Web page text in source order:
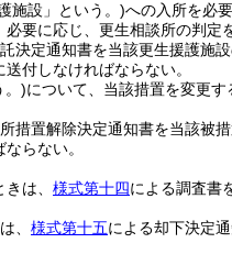
施設」という。)への入所を必
要に応じ、更生相談所の判定
決定通知書を当該更生援護施
付しなければならない。
。)について、当該措置を変更す
措置解除決定通知書を当該被
らない。
は、 様式第十四による調査書
、 様式第十五による却下決定